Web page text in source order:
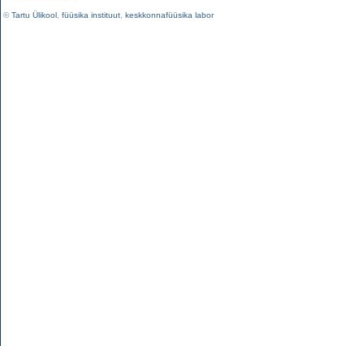
©Tartu Ülikool füüsika instituut keskkonnafüüsika labor